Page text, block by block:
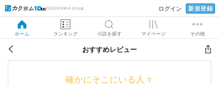
KADOKAWA Group ログイン 新規登録
ホーム ランキング 小説を探す マイページ その他
おすすめレビュー
確かにそこにいる人々